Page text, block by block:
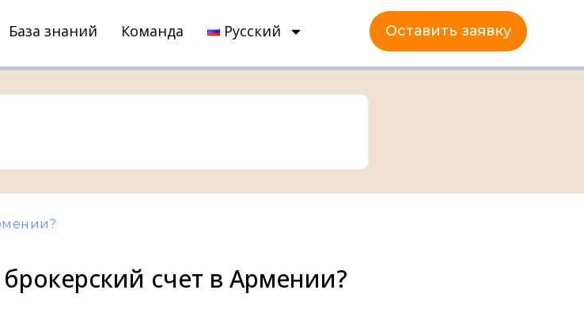
База знаний Команда Русский Оставить заявку
счет в Армении?